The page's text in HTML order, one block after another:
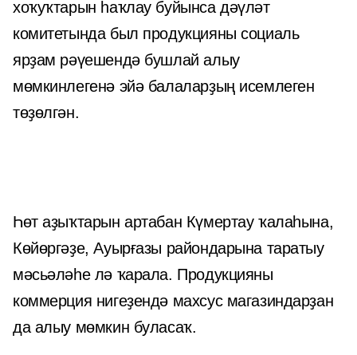
хоҡуҡтарын һаҡлау буйынса дәүләт
комитетында был продукцияны социаль
ярҙам рәүешендә бушлай алыу
мөмкинлегенә эйә балаларҙың исемлеген
төҙөлгән.
Һөт аҙыҡтарын артабан Күмертау ҡалаһына,
Көйөргәҙе, Ауырғазы райондарына таратыу
мәсьәләһе лә ҡарала. Продукцияны
коммерция нигеҙендә махсус магазиндарҙан
да алыу мөмкин буласаҡ.